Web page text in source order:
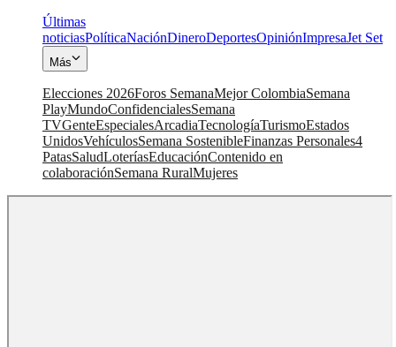
Últimas
noticiasPolíticaNaciónDineroDeportesOpiniónImpresaJet Set
Más
Elecciones 2026Foros SemanaMejor ColombiaSemana
PlayMundoConfidencialesSemana
TVGenteEspecialesArcadiaTecnologíaTurismoEstados
UnidosVehículosSemana SostenibleFinanzas Personales4
PatasSaludLoteríasEducaciónContenido en
colaboraciónSemana RuralMujeres